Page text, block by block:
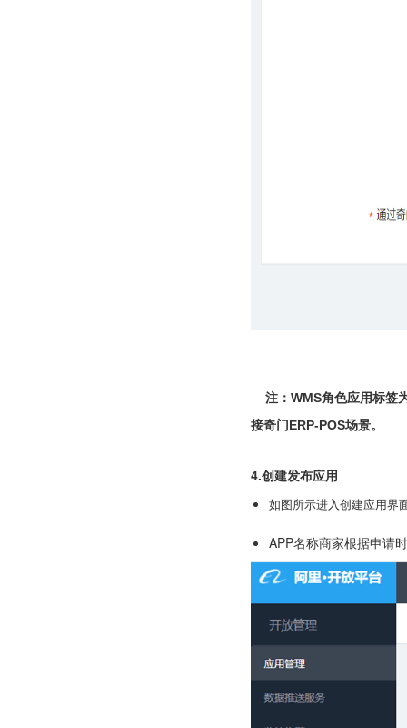
注： WMS角色应用标签
接奇门ERP-POS场景。
4.创建发布应用
如图所示进入创建应用界
APP名称商家根据申请